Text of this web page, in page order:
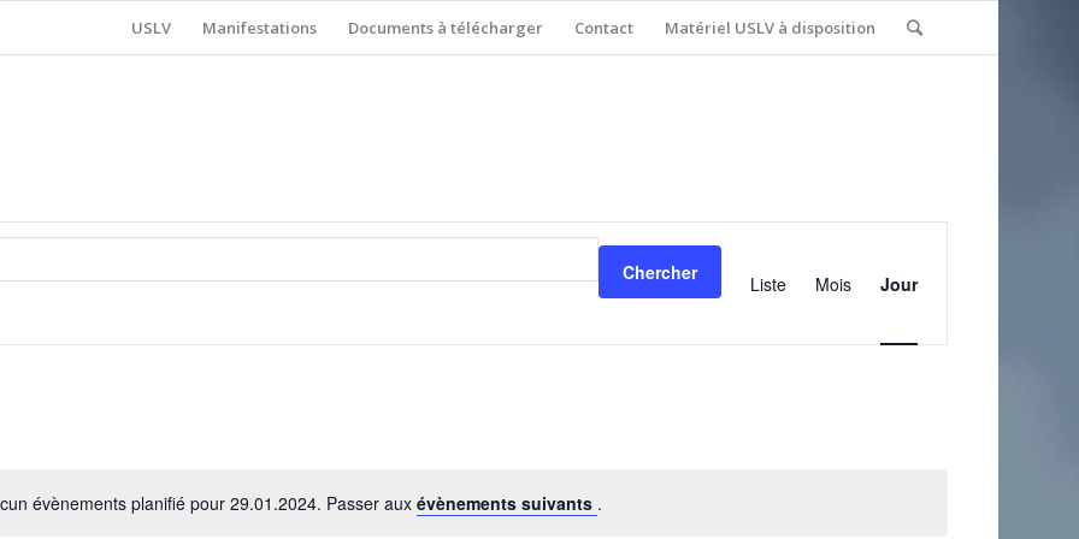
USLV Manifestations Documents à télécharger Contact Matériel USLV à disposition
évènements planifié pour 29.01.2024. Passer aux évènements suivants .
Chercher
vues
Liste Mois Jour